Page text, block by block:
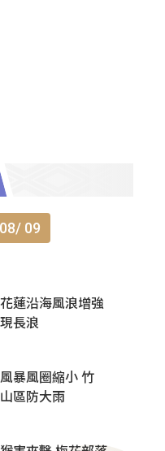
09
蓮沿海風浪增強
長浪
暴風圈縮小 竹
區防大雨